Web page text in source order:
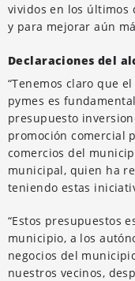
vividos en los últimos
y para mejorar aún
Declaraciones del
“Tenemos claro que
pymes es
presupuesto
promoción comercial
comercios del
municipal, quien ha
teniendo estas
“Estos presupuestos
municipio, a los
negocios del
nuestros vecinos,